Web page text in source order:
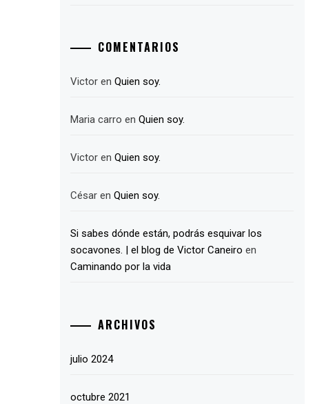
COMENTARIOS
Victor enQuien soy.
Maria carro enQuien soy.
Victor enQuien soy.
César enQuien soy.
Si sabes dónde están, podrás esquivar los
socavones. | el blog de Victor Caneiro en
Caminando por la vida
ARCHIVOS
julio 2024
octubre 2021